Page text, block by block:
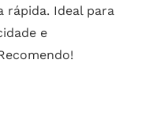
rápida. Ideal para
e